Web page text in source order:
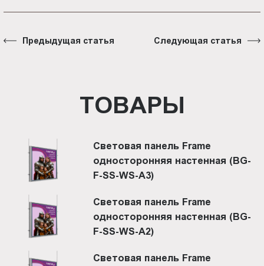
Предыдущая статья Следующая статья
ТОВАРЫ
Световая панель Frame
односторонняя настенная (BG-
F-SS-WS-A3)
Световая панель Frame
односторонняя настенная (BG-
F-SS-WS-A2)
Световая панель Frame